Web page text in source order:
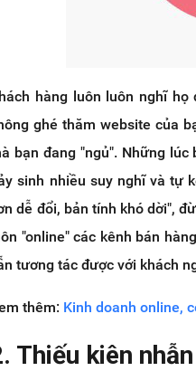
hàng luôn luôn nghĩ
ghé thăm website của
bạn đang "ngủ". Những
sinh nhiều suy nghĩ và tự
dễ đổi, bản tính khó dời",
"online" các kênh bán
tương tác được với khách
thêm: Kinh doanh online,
Thiếu kiên nhẫn